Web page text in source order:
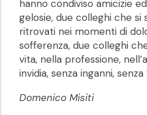
hanno condiviso amicizie
gelosie, due colleghi che si
ritrovati nei momenti di
sofferenza, due colleghi
vita, nella professione,
invidia, senza inganni, senza
Domenico Misiti